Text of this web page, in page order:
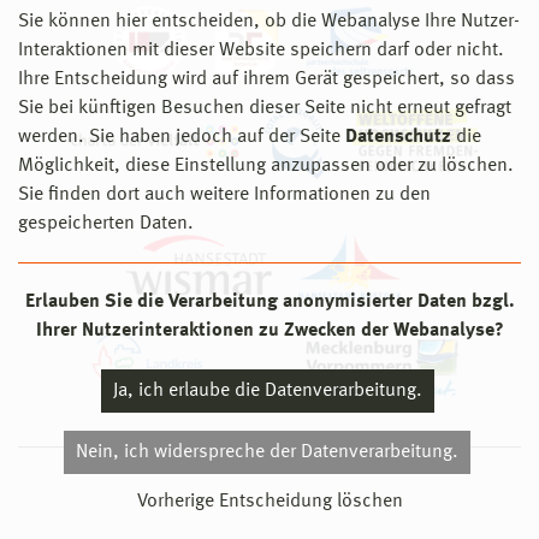
Sie können hier entscheiden, ob die Webanalyse Ihre Nutzer-
Interaktionen mit dieser Website speichern darf oder nicht.
Ihre Entscheidung wird auf ihrem Gerät gespeichert, so dass
Sie bei künftigen Besuchen dieser Seite nicht erneut gefragt
werden. Sie haben jedoch auf der Seite Datenschutz die
Möglichkeit, diese Einstellung anzupassen oder zu löschen.
Sie finden dort auch weitere Informationen zu den
gespeicherten Daten.
Erlauben Sie die Verarbeitung anonymisierter Daten bzgl.
Ihrer Nutzerinteraktionen zu Zwecken der Webanalyse?
Ja, ich erlaube die Datenverarbeitung.
Nein, ich widerspreche der Datenverarbeitung.
Vorherige Entscheidung löschen